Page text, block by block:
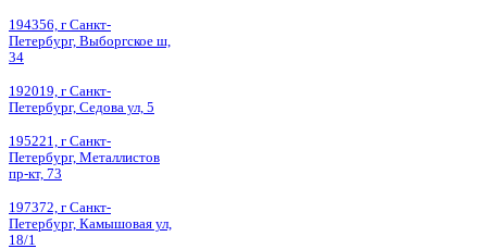
194356, г Санкт-
Петербург, Выборгское ш,
34
192019, г Санкт-
Петербург, Седова ул, 5
195221, г Санкт-
Петербург, Металлистов
пр-кт, 73
197372, г Санкт-
Петербург, Камышовая ул,
18/1